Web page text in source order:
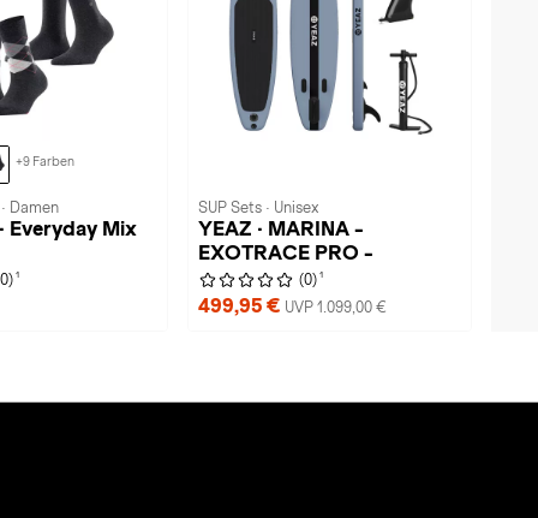
+9 Farben
Damen
Everyday Mix
1
SUP Sets · Unisex
YEAZ · MARINA -
EXOTRACE PRO -
(0) 1
499,95 € UVP 1.099,00 €